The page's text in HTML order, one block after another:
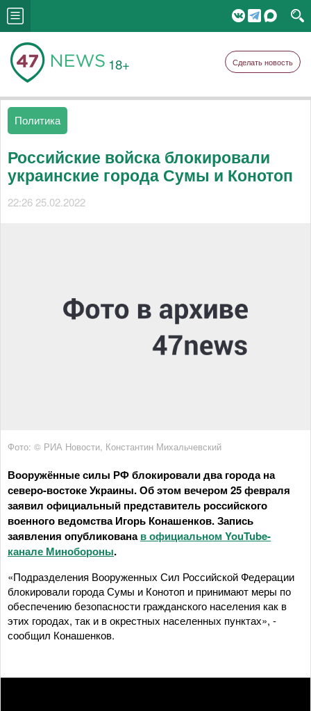
18+ Сделать новость
Политика
Российские войска блокировали
украинские города Сумы и Конотоп
22:26 25.02.2022
Фото: © РИА Новости, Константин Михальчевский
Вооружённые силы РФ блокировали два города на
северо-востоке Украины. Об этом вечером 25 февраля
заявил официальный представитель российского
военного ведомства Игорь Конашенков. Запись
заявления опубликованав официальном YouTube-
канале Минобороны.
«Подразделения Вооруженных Сил Российской Федерации
блокировали города Сумы и Конотоп и принимают меры по
обеспечению безопасности гражданского населения как в
этих городах, так и в окрестных населенных пунктах», -
сообщил Конашенков.